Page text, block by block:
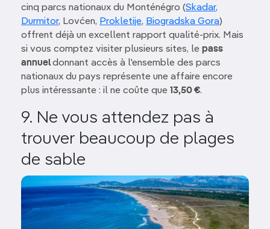
cinq parcs nationaux du Monténégro (Skadar,
Durmitor, Lovćen, Prokletije, Biogradska Gora)
offrent déjà un excellent rapport qualité-prix. Mais
si vous comptez visiter plusieurs sites, le pass
annueldonnant accès à l'ensemble des parcs
nationaux du pays représente une affaire encore
plus intéressante : il ne coûte que 13,50 €.
9. Ne vous attendez pas à
trouver beaucoup de plages
de sable
Image